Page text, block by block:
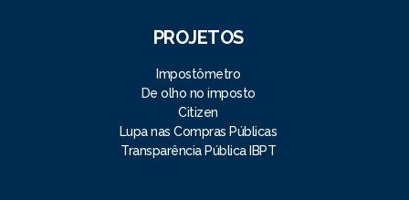
PROJETOS
Impostômetro
De olho no imposto
Citizen
Lupa nas Compras Públicas
Transparência Pública IBPT